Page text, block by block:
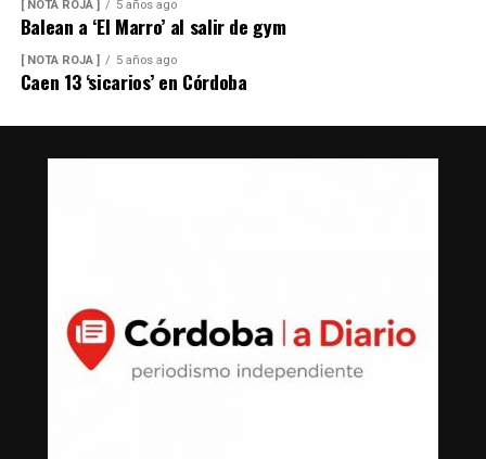
[ NOTA ROJA ] 5 años ago
Balean a ‘El Marro’ al salir de gym
[ NOTA ROJA ] 5 años ago
Caen 13 ‘sicarios’ en Córdoba